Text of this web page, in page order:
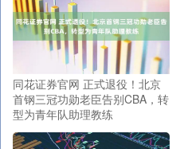
同花证券官网 正式退役！北京
首钢三冠功勋老臣告别CBA，转
型为青年队助理教练